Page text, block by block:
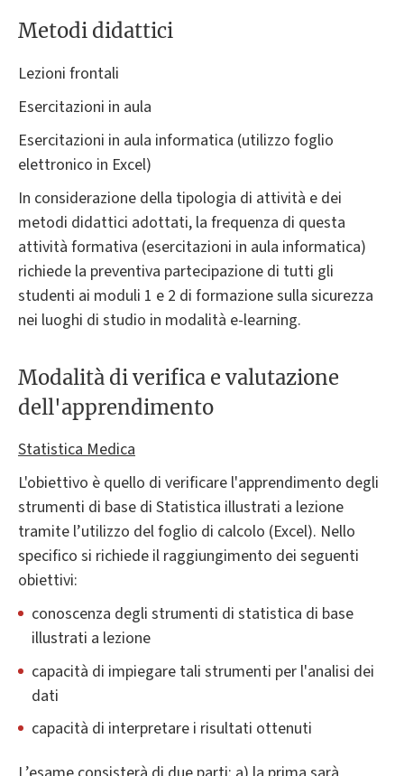
Metodi didattici
Lezioni frontali
Esercitazioni in aula
Esercitazioni in aula informatica (utilizzo foglio
elettronico in Excel)
In considerazione della tipologia di attività e dei
metodi didattici adottati, la frequenza di questa
attività formativa (esercitazioni in aula informatica)
richiede la preventiva partecipazione di tutti gli
studenti ai moduli 1 e 2 di formazione sulla sicurezza
nei luoghi di studio in modalità e-learning.
Modalità di verifica e valutazione
dell'apprendimento
Statistica Medica
L'obiettivo è quello di verificare l'apprendimento degli
strumenti di base di Statistica illustrati a lezione
tramite l’utilizzo del foglio di calcolo (Excel). Nello
specifico si richiede il raggiungimento dei seguenti
obiettivi:
conoscenza degli strumenti di statistica di base
illustrati a lezione
capacità di impiegare tali strumenti per l'analisi dei
dati
capacità di interpretare i risultati ottenuti